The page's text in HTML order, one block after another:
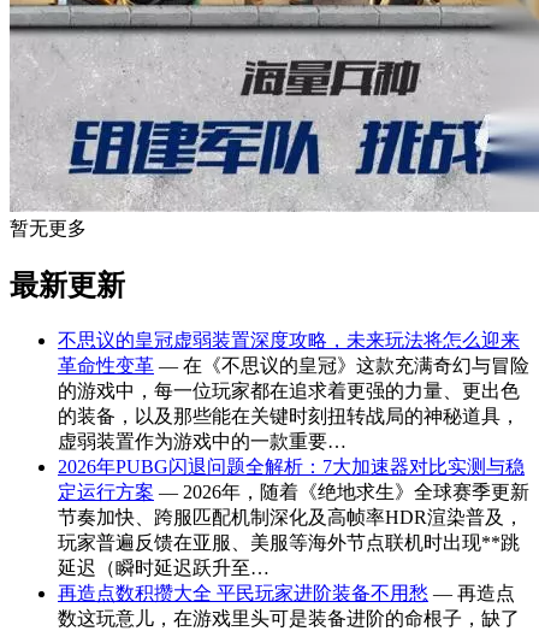
暂无更多
最新更新
不思议的皇冠虚弱装置深度攻略，未来玩法将怎么迎来
革命性变革 — 在《不思议的皇冠》这款充满奇幻与冒险
的游戏中，每一位玩家都在追求着更强的力量、更出色
的装备，以及那些能在关键时刻扭转战局的神秘道具，
虚弱装置作为游戏中的一款重要…
2026年PUBG闪退问题全解析：7大加速器对比实测与稳
定运行方案 — 2026年，随着《绝地求生》全球赛季更新
节奏加快、跨服匹配机制深化及高帧率HDR渲染普及，
玩家普遍反馈在亚服、美服等海外节点联机时出现**跳
延迟（瞬时延迟跃升至…
再造点数积攒大全 平民玩家进阶装备不用愁 — 再造点
数这玩意儿，在游戏里头可是装备进阶的命根子，缺了